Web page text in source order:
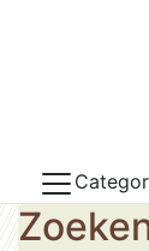
Skip to main